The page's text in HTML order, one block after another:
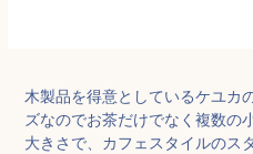
木製品を得意としているケユカ
ズなのでお茶だけでなく複数の
大きさで、カフェスタイルのス